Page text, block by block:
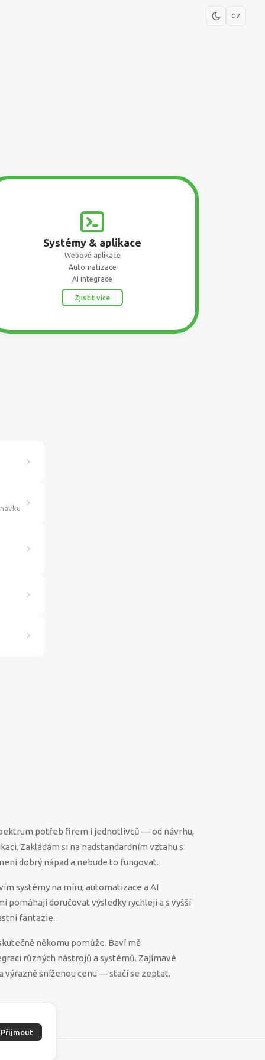
CZ
Systémy & aplikace
Webové aplikace
Automatizace
AI integrace
Zjistit více
potřeb firem i jednotlivců — od návrhu,
Zakládám si na nadstandardním vztahu s
dobrý nápad a nebude to fungovat.
systémy na míru, automatizace a AI
pomáhají doručovat výsledky rychleji a s vyšší
fantazie.
někomu pomůže. Baví mě
různých nástrojů a systémů. Zajímavé
sníženou cenu — stačí se zeptat.
Přijmout